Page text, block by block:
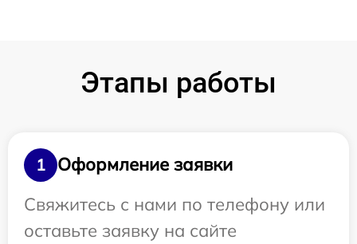
Этапы работы
1
Оформление заявки
Свяжитесь с нами по телефону или
оставьте заявку на сайте